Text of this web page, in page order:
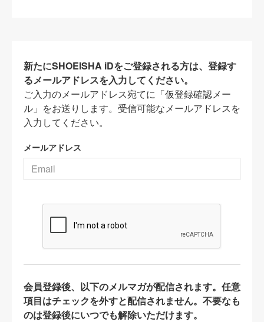
新たにSHOEISHA iDをご登録される方は、登録す
るメールアドレスを入力してください。
ご入力のメールアドレス宛てに「仮登録確認メー
ル」をお送りします。受信可能なメールアドレスを
入力してください。
メールアドレス
会員登録後、以下のメルマガが配信されます。任意
項目はチェックを外すと配信されません。不要なも
のは登録後にいつでも解除いただけます。